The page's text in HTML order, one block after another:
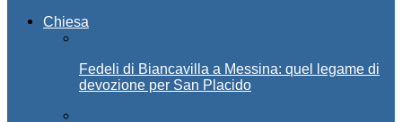
Chiesa
Fedeli di Biancavilla a Messina: quel legame di
devozione per San Placido